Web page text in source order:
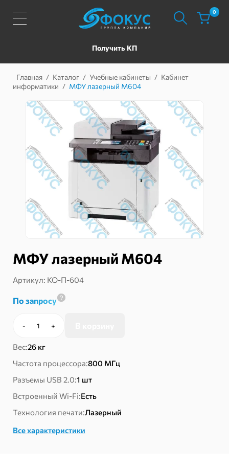
Получить КП
0
Главная / Каталог / Учебные кабинеты / Кабинет
информатики / МФУ лазерный M604
МФУ лазерный M604
Артикул: КО-П-604
По запросу
-
Количество
МФУ
лазерный
+
Вес:26 кг
Частота процессора:800 МГц
Разъемы USB 2.0:1 шт
Встроенный Wi-Fi:Есть
Технология печати:Лазерный
Все характеристики